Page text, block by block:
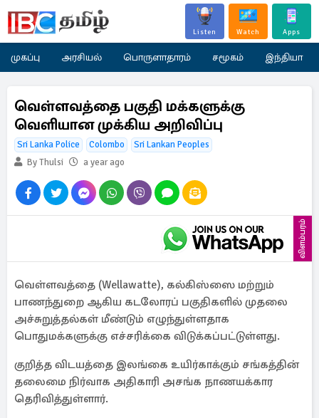
Listen Watch Apps
முகப்பு அரசியல் பொருளாதாரம் சமூகம் இந்தியா
வெள்ளவத்தை பகுதி மக்களுக்கு
வெளியான முக்கிய அறிவிப்பு
Sri Lanka Police Colombo
Sri Lankan Peoples
By Thulsi
a year ago
விளம்பரம்
வெள்ளவத்தை (Wellawatte), கல்கிஸ்ஸை மற்றும்
பாணந்துறை ஆகிய கடலோரப் பகுதிகளில் முதலை
அச்சுறுத்தல்கள் மீண்டும் எழுந்துள்ளதாக
பொதுமக்களுக்கு எச்சரிக்கை விடுக்கப்பட்டுள்ளது.
குறித்த விடயத்தை இலங்கை உயிர்காக்கும் சங்கத்தின்
தலைமை நிர்வாக அதிகாரி அசங்க நாணயக்கார
தெரிவித்துள்ளார்.